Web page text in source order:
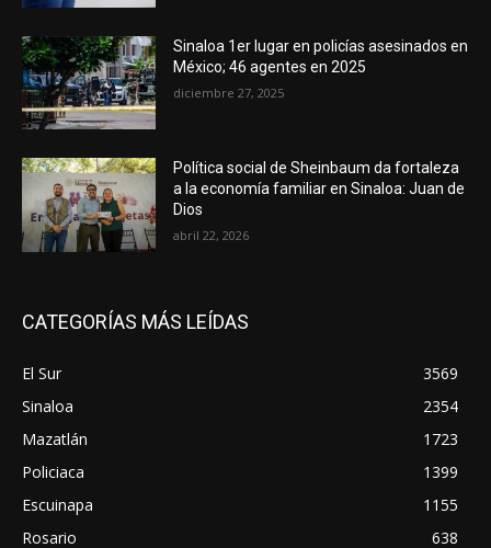
Sinaloa 1er lugar en policías asesinados en
México; 46 agentes en 2025
diciembre 27, 2025
Política social de Sheinbaum da fortaleza
a la economía familiar en Sinaloa: Juan de
Dios
abril 22, 2026
CATEGORÍAS MÁS LEÍDAS
El Sur
3569
Sinaloa
2354
Mazatlán
1723
Policiaca
1399
Escuinapa
1155
Rosario
638